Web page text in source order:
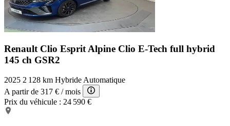
Renault Clio Esprit Alpine Clio E-Tech full hybrid
145 ch GSR2
2025 2 128 km Hybride Automatique
A partir de 317 € / mois
Prix du véhicule : 24 590 €